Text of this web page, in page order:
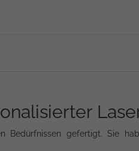
Bedürfnissen gefertigt. Sie